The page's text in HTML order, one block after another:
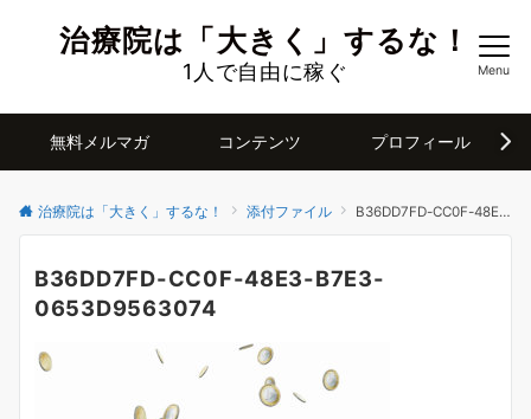
治療院は「大きく」するな！
1人で自由に稼ぐ Menu
無料メルマガ コンテンツ プロフィール
治療院は「大きく」するな！ 添付ファイル B36DD7FD-CC0F-48E3-B7E3-0653D9563074
B36DD7FD-CC0F-48E3-B7E3-
0653D9563074